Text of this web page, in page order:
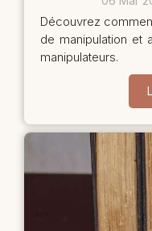
Découvrez
de manipulation et
manipulateurs.